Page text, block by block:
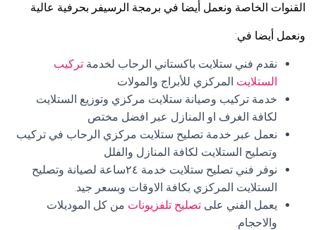
القنوات الخاصة ونعمل أيضا في برمجة الرسيفر بحرفية عالية
ونعمل أيضا في:
نقدم فني ستلايت باكستاني الرحاب لخدمة تركيب
الستلايت المركزي للأبراج والمولات
خدمة تركيب وصيانة ستلايت مركزي وتوزيع الستلايت
لكافة الغرف او المنازل عبر افضل مختص
نعمل عبر خدمة تصليح ستلايت مركزي الرحاب في تركيب
وتصليح الستلايت لكافة المنازل والفلل
نوفر فني تصليح ستلايت خدمة ٢٤ساعة لصيانة وتصليح
الستلايت المركزي بكافة الاوقات وبسعر جيد.
يعمل الفني على تصليح تلفزيونات من كل الموديلات
والاحجام.